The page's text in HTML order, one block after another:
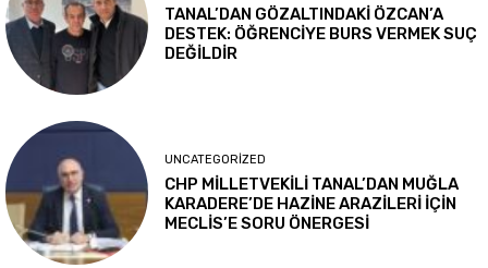
TANAL’DAN GÖZALTINDAKİ ÖZCAN’A
DESTEK: ÖĞRENCİYE BURS VERMEK SUÇ
DEĞİLDİR
UNCATEGORIZED
CHP MİLLETVEKİLİ TANAL’DAN MUĞLA
KARADERE’DE HAZİNE ARAZİLERİ İÇİN
MECLİS’E SORU ÖNERGESİ